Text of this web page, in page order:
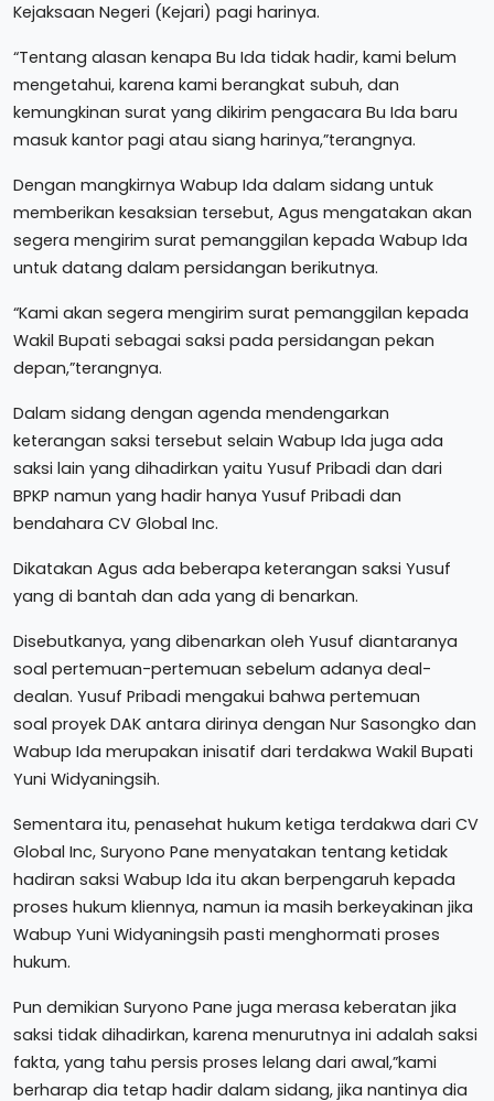
Kejaksaan Negeri (Kejari) pagi harinya.
“Tentang alasan kenapa Bu Ida tidak hadir, kami belum
mengetahui, karena kami berangkat subuh, dan
kemungkinan surat yang dikirim pengacara Bu Ida baru
masuk kantor pagi atau siang harinya,”terangnya.
Dengan mangkirnya Wabup Ida dalam sidang untuk
memberikan kesaksian tersebut, Agus mengatakan akan
segera mengirim surat pemanggilan kepada Wabup Ida
untuk datang dalam persidangan berikutnya.
“Kami akan segera mengirim surat pemanggilan kepada
Wakil Bupati sebagai saksi pada persidangan pekan
depan,”terangnya.
Dalam sidang dengan agenda mendengarkan
keterangan saksi tersebut selain Wabup Ida juga ada
saksi lain yang dihadirkan yaitu Yusuf Pribadi dan dari
BPKP namun yang hadir hanya Yusuf Pribadi dan
bendahara CV Global Inc.
Dikatakan Agus ada beberapa keterangan saksi Yusuf
yang di bantah dan ada yang di benarkan.
Disebutkanya, yang dibenarkan oleh Yusuf diantaranya
soal pertemuan-pertemuan sebelum adanya deal-
dealan. Yusuf Pribadi mengakui bahwa pertemuan
soal proyek DAK antara dirinya dengan Nur Sasongko dan
Wabup Ida merupakan inisatif dari terdakwa Wakil Bupati
Yuni Widyaningsih.
Sementara itu, penasehat hukum ketiga terdakwa dari CV
Global Inc, Suryono Pane menyatakan tentang ketidak
hadiran saksi Wabup Ida itu akan berpengaruh kepada
proses hukum kliennya, namun ia masih berkeyakinan jika
Wabup Yuni Widyaningsih pasti menghormati proses
hukum.
Pun demikian Suryono Pane juga merasa keberatan jika
saksi tidak dihadirkan, karena menurutnya ini adalah saksi
fakta, yang tahu persis proses lelang dari awal,”kami
berharap dia tetap hadir dalam sidang, jika nantinya dia